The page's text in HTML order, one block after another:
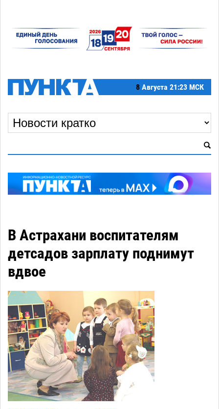
8 Августа 21:23 МСК
В Астрахани воспитателям
детсадов зарплату поднимут
вдвое